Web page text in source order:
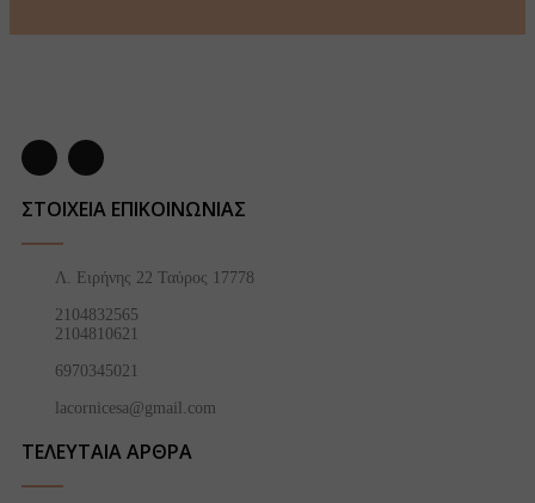
ΣΤΟΙΧΕΙΑ ΕΠΙΚΟΙΝΩΝΙΑΣ
Λ. Ειρήνης 22 Ταύρος 17778
2104832565
2104810621
6970345021
lacornicesa@gmail.com
ΤΕΛΕΥΤΑΙΑ ΑΡΘΡΑ